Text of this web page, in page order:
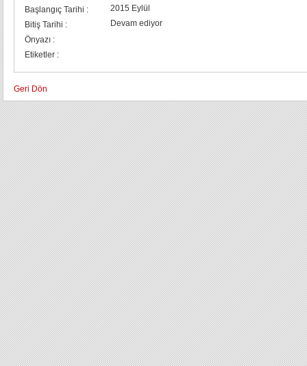
Başlangıç Tarihi :
2015 Eylül
Bitiş Tarihi :
Devam ediyor
Önyazı :
Etiketler :
Geri Dön